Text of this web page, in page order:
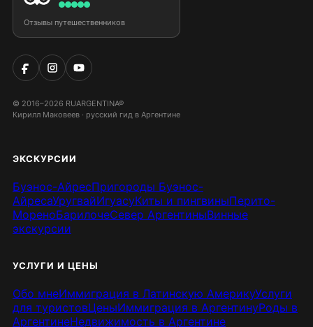
Отзывы путешественников
© 2016–2026 RUARGENTINA®
Кирилл Маковеев · русский гид в Аргентине
ЭКСКУРСИИ
Буэнос-АйресПригороды Буэнос-
АйресаУругвайИгуасуКиты и пингвиныПерито-
МореноБарилочеСевер АргентиныВинные
экскурсии
УСЛУГИ И ЦЕНЫ
Обо мнеИммиграция в Латинскую АмерикуУслуги
для туристовЦеныИммиграция в АргентинуРоды в
АргентинеНедвижимость в Аргентине